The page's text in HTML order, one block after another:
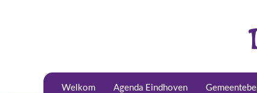
Welkom Agenda Eindhoven